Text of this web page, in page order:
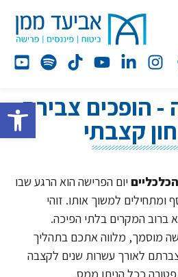
פתח- הופכים צבירה
קצבתי
יום הפרישה הוא הרגע שבו
למשוך אותו. זוהי
ברוב המקרים בלתי הפיכה.
מוסמך, מלווה אתכם בתהליך
לאורך עשרות שנים לקצבה
ככל הניתן ממס.